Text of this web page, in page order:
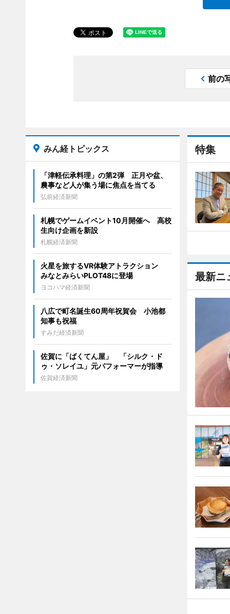
前の
特集
最新ニ
みん経トピックス
「津軽伝承料理」の第2弾 正月や盆、
農事など人が集う場に焦点を当てる
弘前経済新聞
札幌でゲームイベント10月開催へ 高校
生向け企画を新設
札幌経済新聞
火星を旅するVR体験アトラクション
みなとみらいPLOT48に登場
ヨコハマ経済新聞
八広で町名誕生60周年祝賀会 小池都
知事も祝福
すみだ経済新聞
佐賀に「ばくてん屋」 「シルク・ド
ゥ・ソレイユ」元パフォーマーが指導
佐賀経済新聞